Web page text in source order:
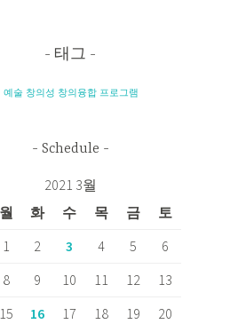
태그
예술 창의성 창의융합 프로그램
Schedule
2021 3월
월 화 수 목 금
토
1
2 3 4 5
6
8 9 10 11 12
13
15 16 17 18 19
20